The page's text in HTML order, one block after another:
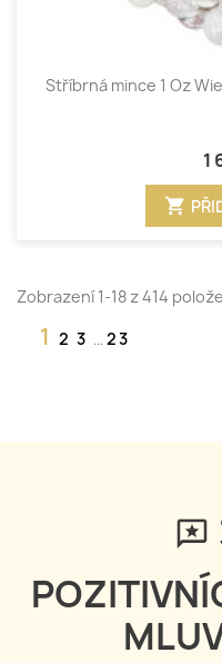
Stříbrná mince 1 Oz
1
shopping_cart
Zobrazení 1-18 z 414
1 2 3 … 23